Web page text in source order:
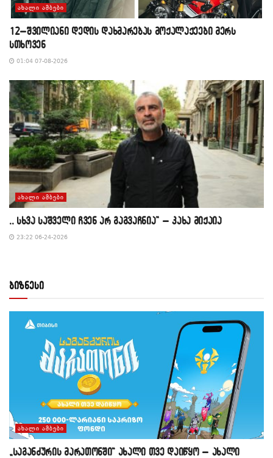
ᲐᲮᲐᲚᲘ ᲐᲛᲑᲔᲑᲘ
12–შვილიანი დედის დახმარებას მოქალაქეები მერს
სთხოვენ
01:04 07-08-2026
ᲐᲮᲐᲚᲘ ᲐᲛᲑᲔᲑᲘ
,, სხვა საშველი ჩვენ არ გაგვაჩნია” – კახა მიქაია
23:22 06-24-2026
ბიზნესი
ᲐᲮᲐᲚᲘ ᲐᲛᲑᲔᲑᲘ
„საგანძურის მარათონში“ ახალი თვე დაიწყო – ახალი